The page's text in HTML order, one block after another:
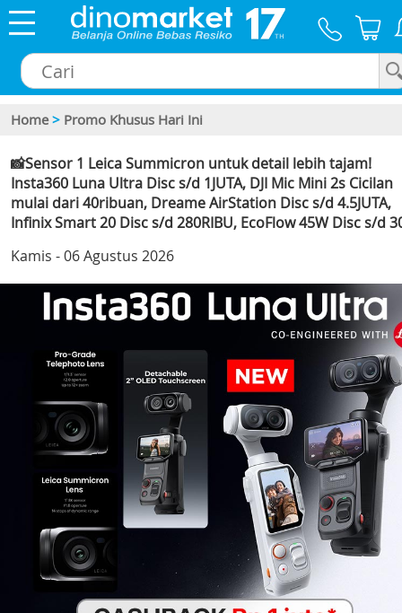
Home > Promo Khusus Hari Ini
📸Sensor 1 Leica Summicron untuk detail lebih tajam!
Insta360 Luna Ultra Disc s/d 1JUTA, DJI Mic Mini 2s Cicilan
mulai dari 40ribuan, Dreame AirStation Disc s/d 4.5JUTA,
Infinix Smart 20 Disc s/d 280RIBU, EcoFlow 45W Disc s/d
Kamis - 06 Agustus 2026